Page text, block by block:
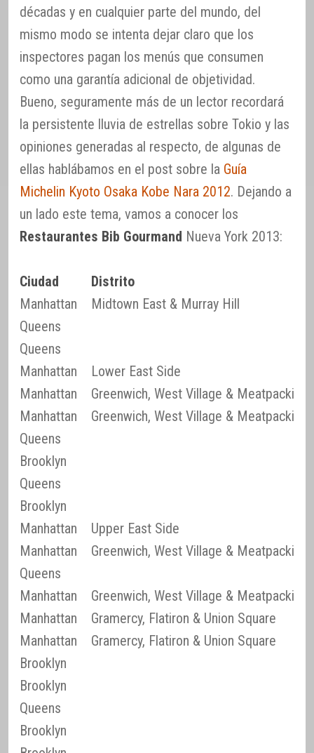
décadas y en cualquier parte del mundo, del
mismo modo se intenta dejar claro que los
inspectores pagan los menús que consumen
como una garantía adicional de objetividad.
Bueno, seguramente más de un lector recordará
la persistente lluvia de estrellas sobre Tokio y las
opiniones generadas al respecto, de algunas de
ellas hablábamos en el post sobre la Guía
Michelin Kyoto Osaka Kobe Nara 2012. Dejando a
un lado este tema, vamos a conocer los
Restaurantes Bib Gourmand Nueva York 2013:
Ciudad
Distrito
Manhattan
Midtown East & Murray Hill
Queens
Queens
Manhattan
Lower East Side
Manhattan
Greenwich, West Village & Meatpacking
Manhattan
Greenwich, West Village & Meatpacking
Queens
Brooklyn
Queens
Brooklyn
Manhattan
Upper East Side
Manhattan
Greenwich, West Village & Meatpacking
Queens
Manhattan
Greenwich, West Village & Meatpacking
Manhattan
Gramercy, Flatiron & Union Square
Manhattan
Gramercy, Flatiron & Union Square
Brooklyn
Brooklyn
Queens
Brooklyn